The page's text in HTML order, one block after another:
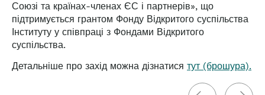
Союзі та країнах-членах ЄС і партнерів», що
підтримується грантом Фонду Відкритого суспільства
Інституту у співпраці з Фондами Відкритого
суспільства.
Детальніше про захід можна дізнатися тут (брошура).